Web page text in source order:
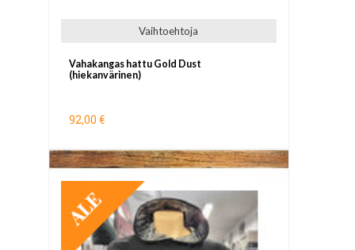
Vaihtoehtoja
Vahakangas hattu Gold Dust
(hiekanvärinen)
92,00 €
TARJOUS